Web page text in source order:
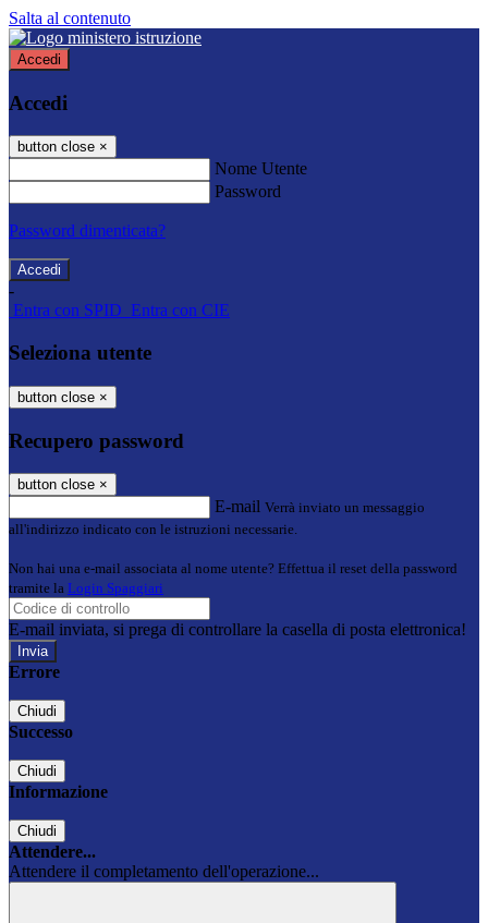
Salta al contenuto
Accedi
Accedi
button close ×
Nome Utente
Password
Password dimenticata?
-
Entra con SPID Entra con CIE
Seleziona utente
button close ×
Recupero password
button close ×
E-mail Verrà inviato un messaggio
all'indirizzo indicato con le istruzioni necessarie.
Non hai una e-mail associata al nome utente? Effettua il reset della password
tramite la Login Spaggiari
E-mail inviata, si prega di controllare la casella di posta elettronica!
Errore
Chiudi
Successo
Chiudi
Informazione
Chiudi
Attendere...
Attendere il completamento dell'operazione...